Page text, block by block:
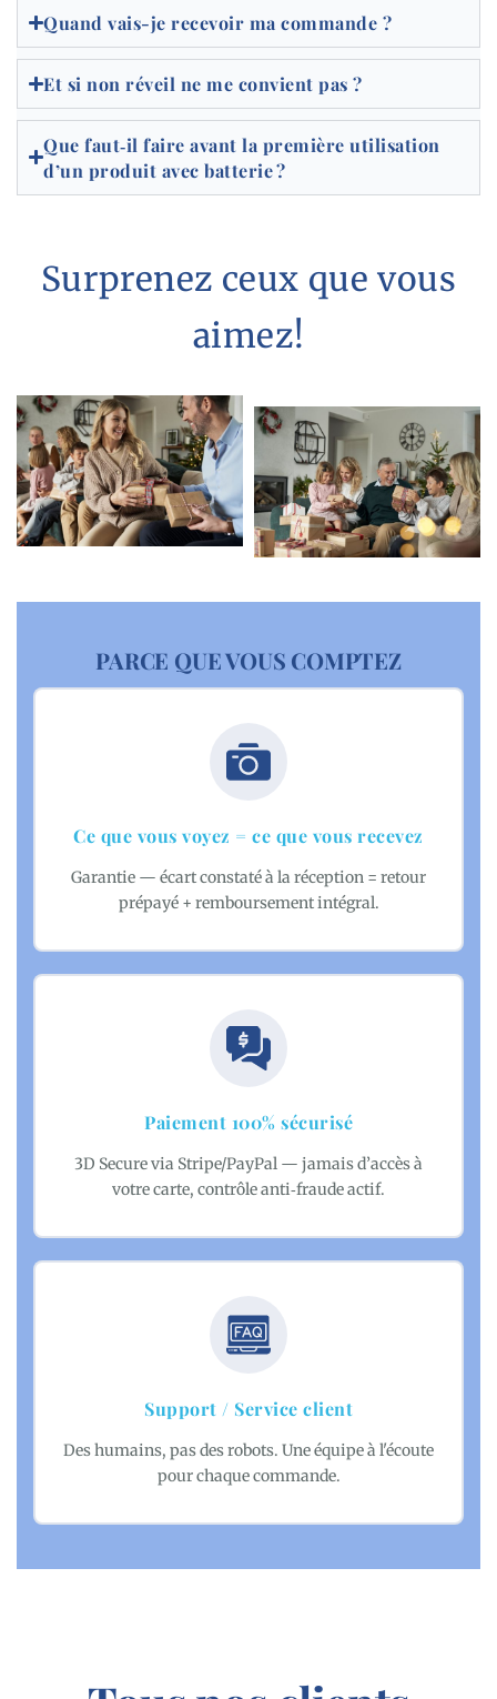
Quand vais-je recevoir ma commande ?
Et si non réveil ne me convient pas ?
Que faut‑il faire avant la première utilisation
d’un produit avec batterie ?
Surprenez ceux que vous
aimez!
PARCE QUE VOUS COMPTEZ
Ce que vous voyez = ce que vous recevez
Garantie — écart constaté à la réception = retour
prépayé + remboursement intégral.
Paiement 100% sécurisé
3D Secure via Stripe/PayPal — jamais d’accès à
votre carte, contrôle anti‑fraude actif.
Support / Service client
Des humains, pas des robots. Une équipe à l'écoute
pour chaque commande.